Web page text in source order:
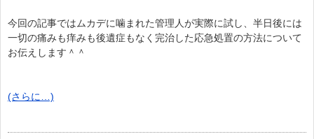
今回の記事ではムカデに噛まれた管理人が実際に試し、半日後には
一切の痛みも痒みも後遺症もなく完治した応急処置の方法について
お伝えします＾＾
(さらに…)